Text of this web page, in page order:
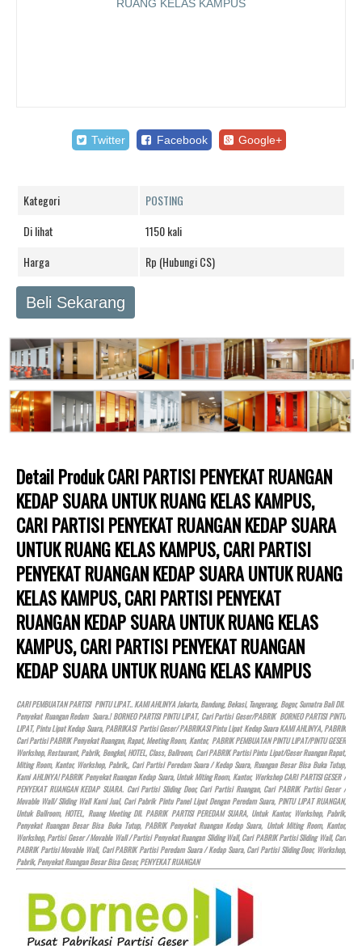
Twitter Facebook Google+
Kategori
POSTING
Di lihat
1150 kali
Harga
Rp (Hubungi CS)
Beli Sekarang
Detail Produk CARI PARTISI PENYEKAT RUANGAN
KEDAP SUARA UNTUK RUANG KELAS KAMPUS,
CARI PARTISI PENYEKAT RUANGAN KEDAP SUARA
UNTUK RUANG KELAS KAMPUS, CARI PARTISI
PENYEKAT RUANGAN KEDAP SUARA UNTUK RUANG
KELAS KAMPUS, CARI PARTISI PENYEKAT
RUANGAN KEDAP SUARA UNTUK RUANG KELAS
KAMPUS, CARI PARTISI PENYEKAT RUANGAN
KEDAP SUARA UNTUK RUANG KELAS KAMPUS
CARI PEMBUATAN PARTISI PINTU LIPAT.. KAMI AHLINYA Jakarta, Bandung, Bekasi, Tangerang, Bogor, Sumatra Bali Dll.
Penyekat Ruangan Redam Suara.! BORNEO PARTISI PINTU LIPAT, Cari Partisi Geser/PABRIK BORNEO PARTISI PINTU
LIPAT, Pintu Lipat Kedap Suara, PABRIKASI Partisi Geser/ PABRIKASI Pintu Lipat Kedap Suara KAMI AHLINYA, PABRIK
Cari Partisi PABRIK Penyekat Ruangan, Rapat, Meeting Room, Kantor, PABRIK PEMBUATAN PINTU LIPAT/PINTU GESER
Workshop, Restaurant, Pabrik, Bengkel,HOTEL, Class, Ballroom, Cari PABRIK Partisi Pintu Lipat/Geser Ruangan Rapat,
Miting Room, Kantor, Workshop, Pabrik,, Cari Partisi Peredam Suara / Kedap Suara, Ruangan Besar Bisa Buka Tutup,
Kami AHLINYA! PABRIK Penyekat Ruangan Kedap Suara, Untuk Miting Room, Kantor, Workshop CARI PARTISI GESER /
PENYEKAT RUANGAN KEDAP SUARA. Cari Partisi Sliding Door, Cari Partisi Ruangan, Cari PABRIK Partisi Geser /
Movable Wall/ Sliding Wall Kami Jual, Cari Pabrik Pintu Panel Lipat Dengan Peredam Suara, PINTU LIPAT RUANGAN,
Untuk Ballroom,HOTEL, Ruang Meeting Dll. PABRIK PARTISI PEREDAM SUARA, Untuk Kantor, Workshop, Pabrik,
Penyekat Ruangan Besar Bisa Buka Tutup, PABRIK Penyekat Ruangan Kedap Suara, Untuk Miting Room, Kantor,
Workshop, Partisi Geser / Movable Wall / Partisi Penyekat Ruangan Sliding Wall, Cari PABRIK Partisi Sliding Wall, Cari
PABRIK Partisi Movable Wall, Cari PABRIK Partisi Peredam Suara / Kedap Suara, Cari Partisi Sliding Door, Workshop,
Pabrik, Penyekat Ruangan Besar Bisa Geser, PENYEKAT RUANGAN